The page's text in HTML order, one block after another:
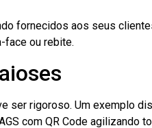
fornecidos aos seus
face ou rebite.
rigoroso. Um exemplo
com QR Code agilizando